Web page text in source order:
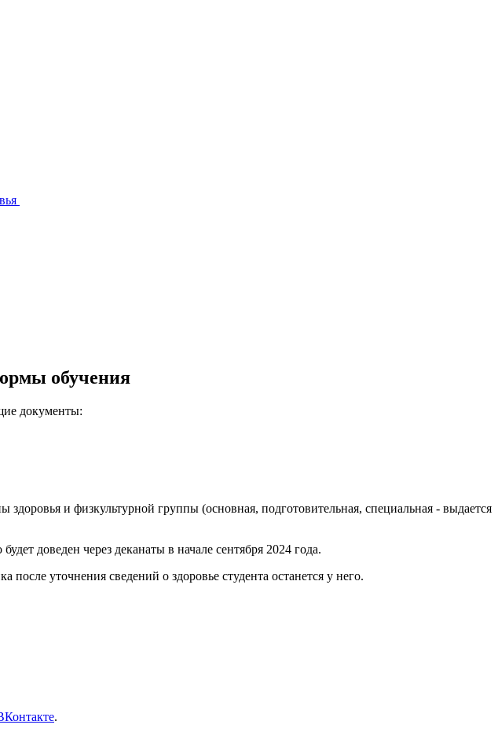
обучения
документы:
и физкультурной группы (основная, подготовительная, специальная - выдается
доведен через деканаты в начале сентября 2024 года.
уточнения сведений о здоровье студента останется у него.
.